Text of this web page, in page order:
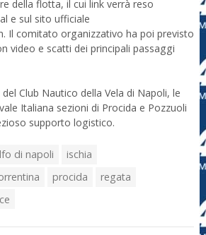
della flotta, il cui link verrà reso
e sul sito ufficiale
Il comitato organizzativo ha poi previsto
video e scatti dei principali passaggi
Club Nautico della Vela di Napoli, le
Italiana sezioni di Procida e Pozzuoli
supporto logistico.
di napoli
ischia
procida
regata